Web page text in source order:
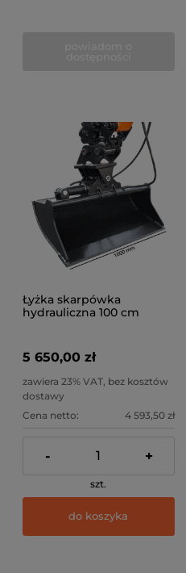
Łyżka skarpówka
hydrauliczna 100 cm
5 650,00 zł
zawiera 23% VAT, bez kosztów
dostawy
Cena netto:
4 593,50 zł
- +
szt.
do koszyka